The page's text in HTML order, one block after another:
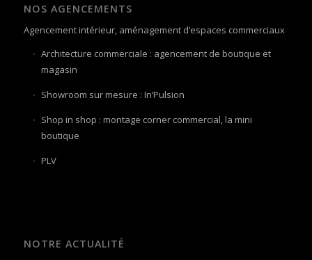
NOS AGENCEMENTS
Agencement intérieur, aménagement d’espaces commerciaux
Architecture commerciale : agencement de boutique et
magasin
Showroom sur mesure : In’Pulsion
Shop in shop : montage corner commercial, la mini
boutique
PLV
NOTRE ACTUALITÉ